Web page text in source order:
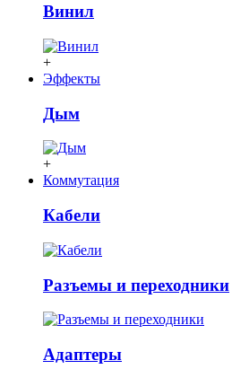
Винил
+
Эффекты
Дым
+
Коммутация
Кабели
Разъемы и переходники
Адаптеры